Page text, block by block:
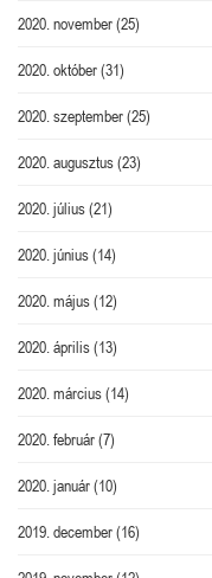
2020. november(25)
2020. október(31)
2020. szeptember(25)
2020. augusztus(23)
2020. július(21)
2020. június(14)
2020. május(12)
2020. április(13)
2020. március(14)
2020. február(7)
2020. január(10)
2019. december(16)